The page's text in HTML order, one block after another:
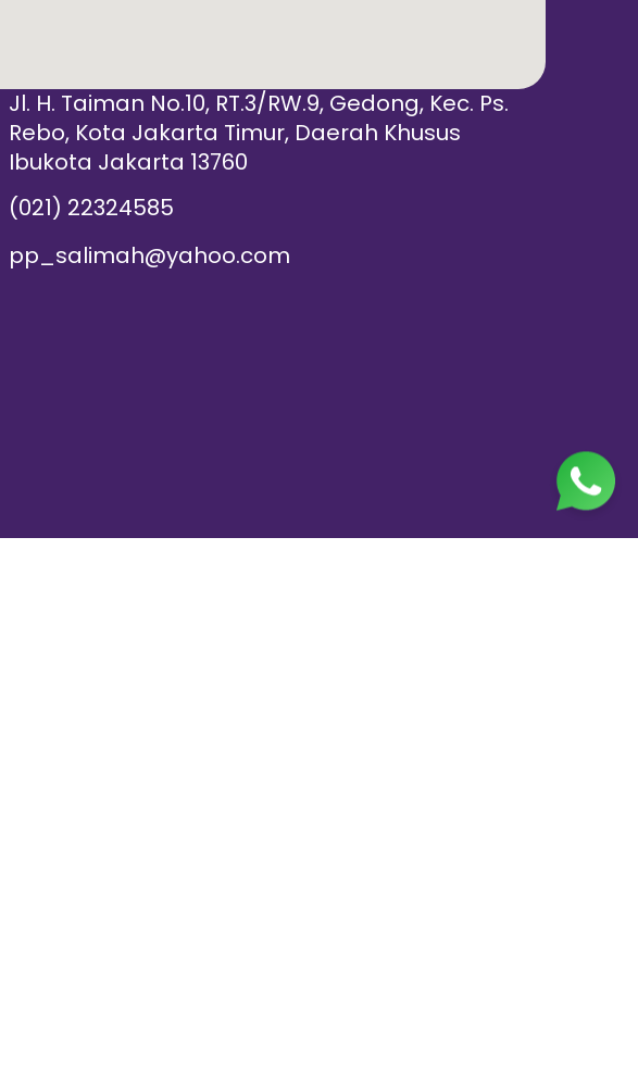
Jl. H. Taiman No.10, RT.3/RW.9, Gedong, Kec. Ps.
Rebo, Kota Jakarta Timur, Daerah Khusus
Ibukota Jakarta 13760
(021) 22324585
pp_salimah@yahoo.com